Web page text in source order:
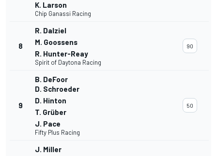
K. Larson
Chip Ganassi Racing
8
R. Dalziel
M. Goossens
R. Hunter-Reay
Spirit of Daytona Racing
90
9
B. DeFoor
D. Schroeder
D. Hinton
T. Grüber
J. Pace
Fifty Plus Racing
50
J. Miller